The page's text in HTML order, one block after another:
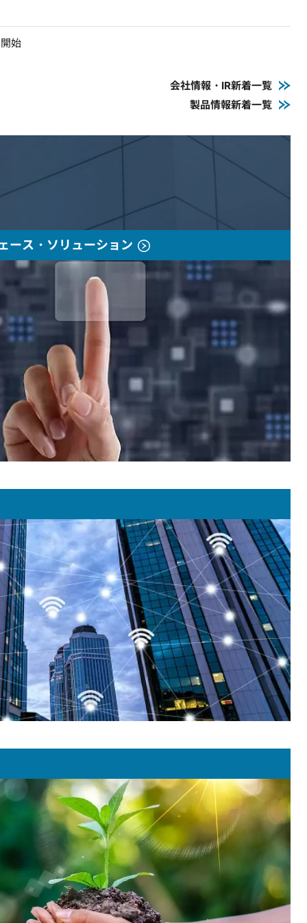
始
会社情報・IR新着一覧
製品情報新着一覧
ース・ソリューション